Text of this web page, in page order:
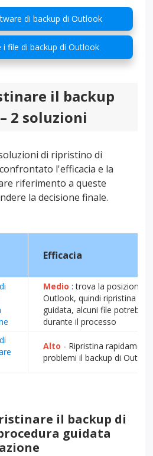
di backup di Outlook
i file di backup di Outlook
il backup
2 soluzioni
di ripristino di
l'efficacia e la
riferimento a queste
la decisione finale.
Efficacia
Medio : trova la posizione
Outlook, quindi ripristina
guidata, alcuni file
durante il processo
Alto - Ripristina
problemi il backup di
il backup di
guidata